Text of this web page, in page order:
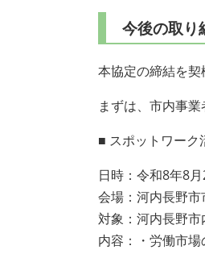
今後の取り
本協定の締結を契
まずは、市内事
■ スポットワーク
日時：令和8年8
会場：河内長野市
対象：河内長野市
内容：・労働市